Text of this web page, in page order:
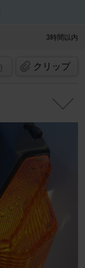
3時間以内
クリップ